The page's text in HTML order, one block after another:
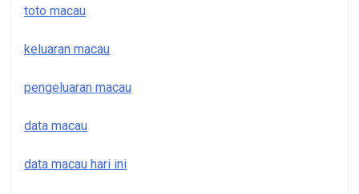
toto macau
keluaran macau
pengeluaran macau
data macau
data macau hari ini